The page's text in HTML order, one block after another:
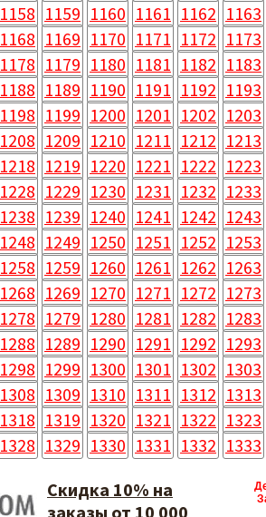
1158 1159 1160 1161 1162 1163
1168 1169 1170 1171 1172 1173
1178 1179 1180 1181 1182 1183
1188 1189 1190 1191 1192 1193
1198 1199 1200 1201 1202 1203
1208 1209 1210 1211 1212 1213
1218 1219 1220 1221 1222 1223
1228 1229 1230 1231 1232 1233
1238 1239 1240 1241 1242 1243
1248 1249 1250 1251 1252 1253
1258 1259 1260 1261 1262 1263
1268 1269 1270 1271 1272 1273
1278 1279 1280 1281 1282 1283
1288 1289 1290 1291 1292 1293
1298 1299 1300 1301 1302 1303
1308 1309 1310 1311 1312 1313
1318 1319 1320 1321 1322 1323
1328 1329 1330 1331 1332 1333
Скидка 10% на
заказы от 10 000